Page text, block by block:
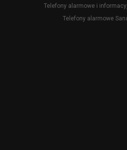
Telefony alarmowe i
Telefony alarmowe